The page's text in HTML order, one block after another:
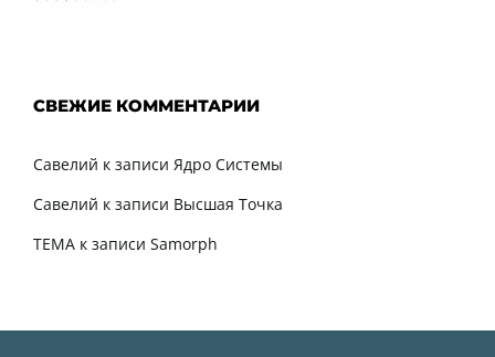
СВЕЖИЕ КОММЕНТАРИИ
Савелий к записи Ядро Системы
Савелий к записи Высшая Точка
TEMA к записи Samorph